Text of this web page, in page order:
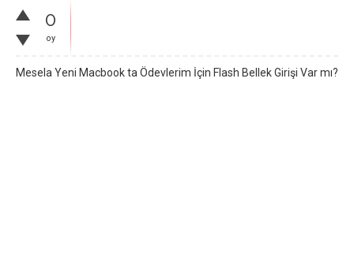
0
oy
Mesela Yeni Macbook ta Ödevlerim İçin Flash Bellek Girişi Var mı?